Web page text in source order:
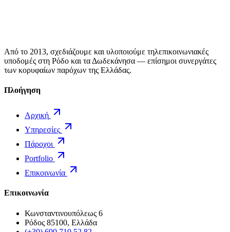
Από το 2013, σχεδιάζουμε και υλοποιούμε τηλεπικοινωνιακές
υποδομές στη Ρόδο και τα Δωδεκάνησα — επίσημοι συνεργάτες
των κορυφαίων παρόχων της Ελλάδας.
Πλοήγηση
Αρχική
Υπηρεσίες
Πάροχοι
Portfolio
Επικοινωνία
Επικοινωνία
Κωνσταντινουπόλεως 6
Ρόδος 85100, Ελλάδα